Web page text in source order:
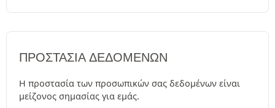
ΠΡΟΣΤΑΣΊΑ ΔΕΔΟΜΈΝΩΝ
Η προστασία των προσωπικών σας δεδομένων είναι
μείζονος σημασίας για εμάς.